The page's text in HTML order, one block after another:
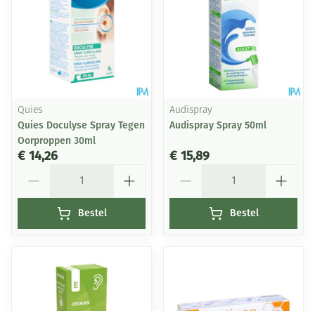
Quies
Quies Doculyse Spray Tegen
Oorproppen 30ml
€ 14,26
Bestel
Audispray
Audispray Spray 50ml
€ 15,89
Bestel